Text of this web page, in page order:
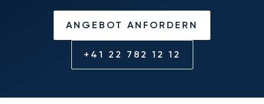
ANGEBOT ANFORDERN
+41 22 782 12 12